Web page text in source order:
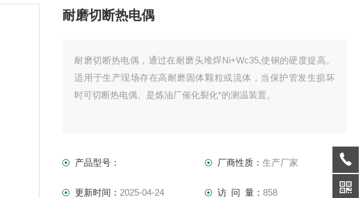
耐磨切断热电偶
耐磨切断热电偶，通过在耐磨头堆焊Ni+Wc35,使钢的硬度提高。
适用于生产现场存在高耐磨固体颗粒或流体，当保护管发生损坏
时可切断热电偶。是炼油厂催化裂化*的测温装置。
产品型号： 厂商性质： 生产厂家
更新时间： 2025-04-24 访 问 量： 858